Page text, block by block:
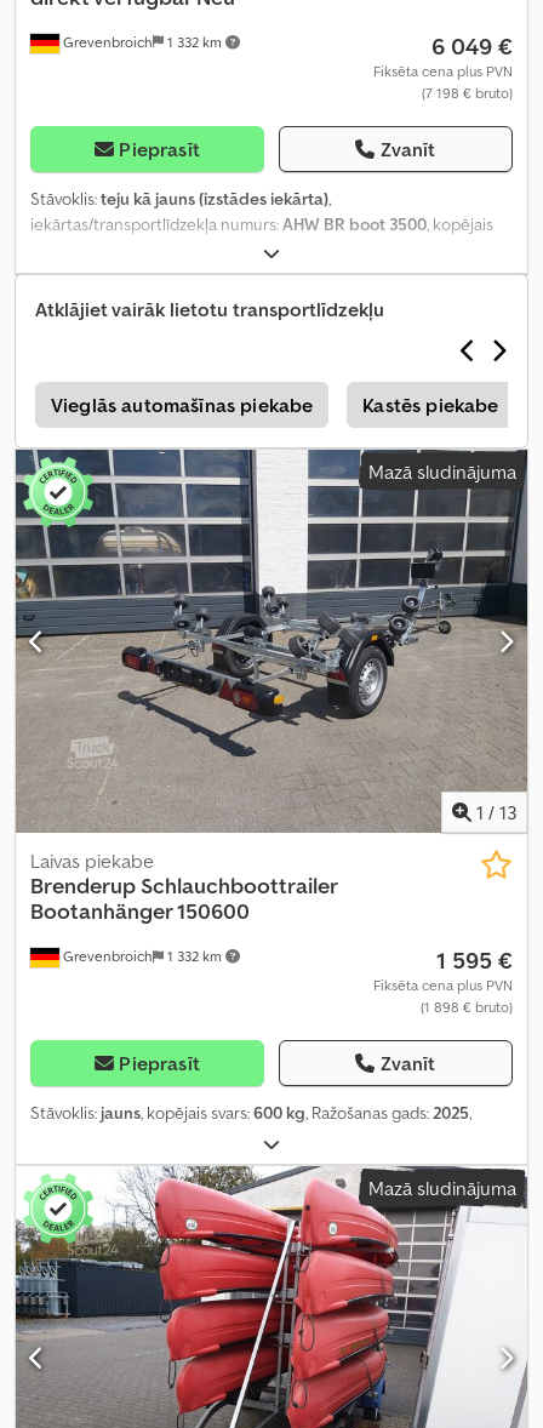
Grevenbroich 1 332 km 6 049 €
Fiksēta cena plus PVN
(7 198 € bruto)
Pieprasīt Zvanīt
Stāvoklis:teju kā jauns (izstādes iekārta),
iekārtas/transportlīdzekļa numurs:AHW BR boot 3500, kopējais
2021
Atklājiet vairāk lietotu transportlīdzekļu
Vieglās automašīnas piekabe Kastēs piekabe
Mazā sludinājuma
1 / 13
Grevenbroich 1 332 km
Laivas piekabe
Brenderup Schlauchboottrailer
Bootanhänger 150600
1 595 €
Fiksēta cena plus PVN
(1 898 € bruto)
Pieprasīt Zvanīt
Stāvoklis: jauns, kopējais svars:600 kg, Ražošanas gads:2025,
Mazā sludinājuma